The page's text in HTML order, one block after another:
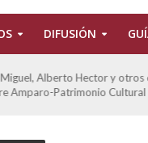
DIFUSIÓN
Oscar Antonio y otros
amparo-habitacionales